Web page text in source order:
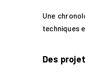
Une
techniques
Des